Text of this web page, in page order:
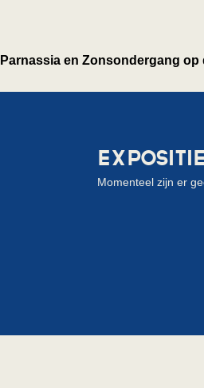
Parnassia en Zonsondergang op
Momenteel zijn er